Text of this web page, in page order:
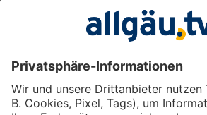
Das könnte Dich auch
interessieren